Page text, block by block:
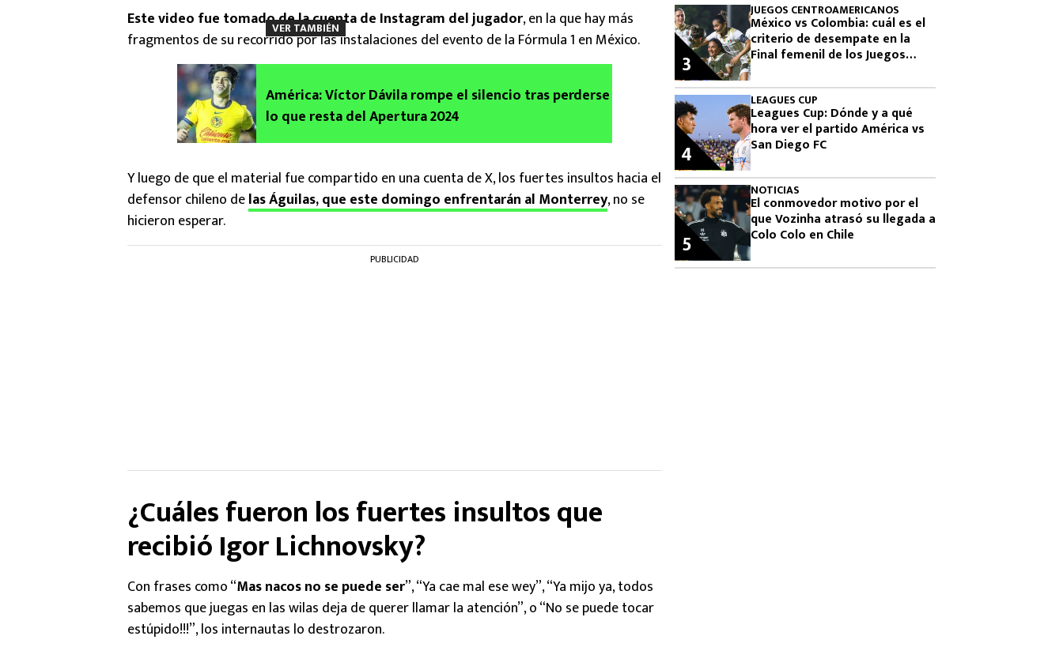
Este video fue tomado de la cuenta de Instagram del jugador, en la que hay más
fragmentos de su recorrido por las instalaciones del evento de la Fórmula 1 en México.
VER TAMBIÉN
América: Víctor Dávila rompe el silencio tras perderse
lo que resta del Apertura 2024
Y luego de que el material fue compartido en una cuenta de X, los fuertes insultos hacia el
defensor chileno delas Águilas, que este domingo enfrentarán al Monterrey, no se
hicieron esperar.
PUBLICIDAD
¿Cuáles fueron los fuertes insultos que
recibió Igor Lichnovsky?
Con frases como “Mas nacos no se puede ser”, “Ya cae mal ese wey”, “Ya mijo ya, todos
sabemos que juegas en las wilas deja de querer llamar la atención”, o “No se puede tocar
estúpido!!!”, los internautas lo destrozaron.
JUEGOS CENTROAMERICANOS
México vs Colombia: cuál es el
criterio de desempate en la
Final femenil de los Juegos
3
LEAGUES CUP
Leagues Cup: Dónde y a qué
hora ver el partido América vs
San Diego FC
4
NOTICIAS
El conmovedor motivo por el
que Vozinha atrasó su llegada a
Colo Colo en Chile
5